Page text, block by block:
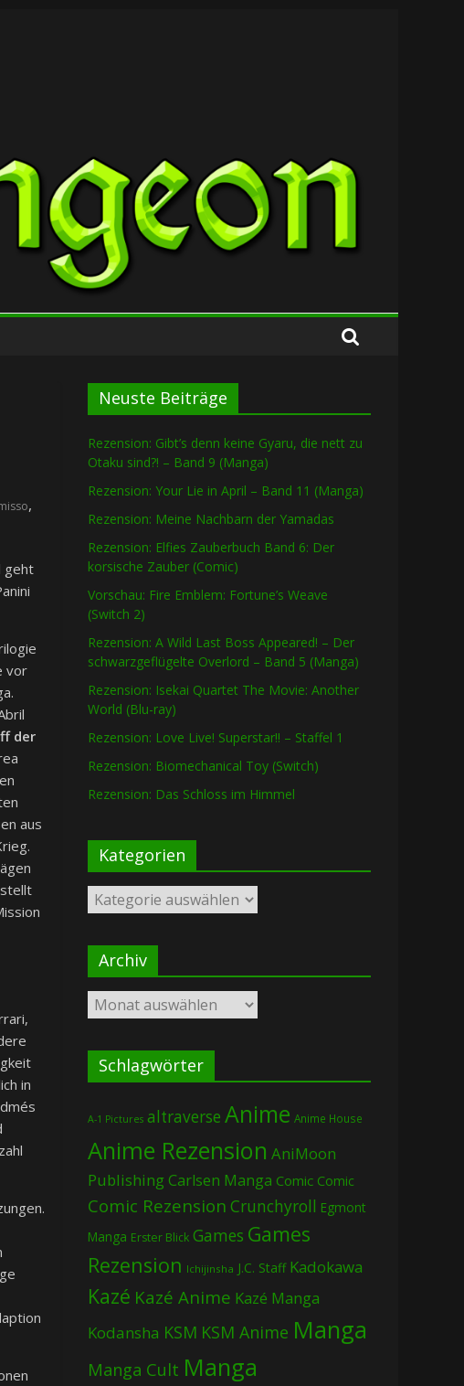
,
geht
vor
der
aus
in
Neuste Beiträge
Rezension: Gibt’s denn keine Gyaru, die nett zu
Otaku sind?! – Band 9 (Manga)
Rezension: Your Lie in April – Band 11 (Manga)
Rezension: Meine Nachbarn der Yamadas
Rezension: Elfies Zauberbuch Band 6: Der
korsische Zauber (Comic)
Vorschau: Fire Emblem: Fortune’s Weave
(Switch 2)
Rezension: A Wild Last Boss Appeared! – Der
schwarzgeflügelte Overlord – Band 5 (Manga)
Rezension: Isekai Quartet The Movie: Another
World (Blu-ray)
Rezension: Love Live! Superstar!! – Staffel 1
Rezension: Biomechanical Toy (Switch)
Rezension: Das Schloss im Himmel
Kategorien
Kategorien
Archiv
Archiv
Schlagwörter
A-1 Pictures altraverse Anime Anime House
Anime Rezension AniMoon
PublishingCarlsen Manga Comic Comic
Comic Rezension Crunchyroll Egmont
Manga Erster Blick Games Games
Rezension Ichijinsha J.C. Staff Kadokawa
Kazé Kazé Anime Kazé Manga
Kodansha KSM KSM Anime Manga
Manga Cult Manga